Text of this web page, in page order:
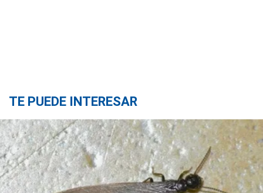
TE PUEDE INTERESAR